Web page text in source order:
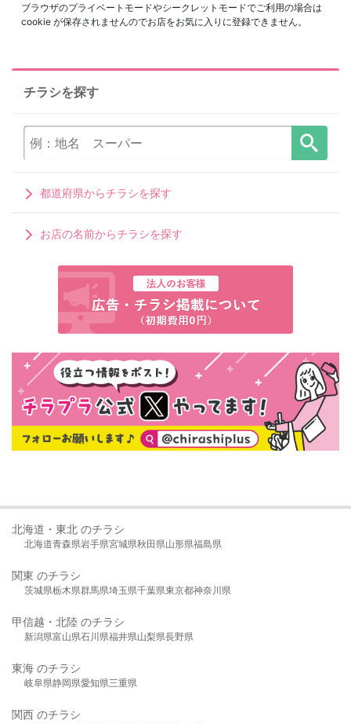
ブラウザのプライベートモードやシークレットモードでご利用の場合は
cookie が保存されませんのでお店をお気に入りに登録できません。
チラシを探す
都道府県からチラシを探す
お店の名前からチラシを探す
北海道・東北 のチラシ
北海道青森県岩手県宮城県秋田県山形県福島県
関東 のチラシ
茨城県栃木県群馬県埼玉県千葉県東京都神奈川県
甲信越・北陸 のチラシ
新潟県富山県石川県福井県山梨県長野県
東海 のチラシ
岐阜県静岡県愛知県三重県
関西 のチラシ